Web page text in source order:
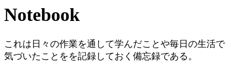
Notebook
これは日々の作業を通して学んだことや毎日の生活で
気づいたことをを記録しておく備忘録である。